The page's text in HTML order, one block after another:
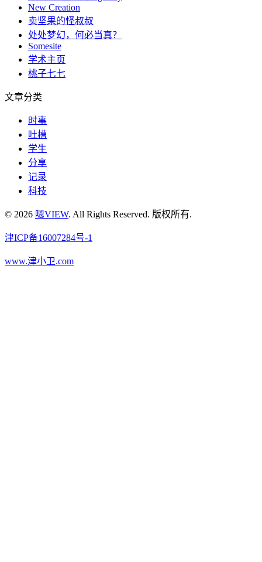
New Creation
卖坚果的怪叔叔
处处梦幻，何必当真？
Somesite
学术主页
桃子七七
文章分类
时事
吐槽
学生
分享
记录
科技
© 2026 嗯VIEW. All Rights Reserved. 版权所有.
津ICP备16007284号-1
www.津小卫.com